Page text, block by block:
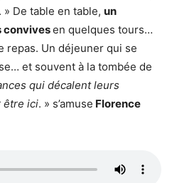
. » De table en table, un
convivesen quelques tours…
repas. Un déjeuner qui se
et souvent à la tombée de
qui décalent leurs
être ici. » s’amuse Florence